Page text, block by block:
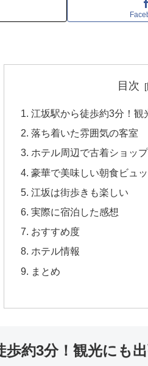
目次
江坂駅から徒歩約3分！
落ち着いた雰囲気の客室
ホテル周辺で古着ショッ
豪華で美味しい朝食ビュ
江坂は街歩きも楽しい
実際に宿泊した感想
おすすめ度
ホテル情報
まとめ
歩約3分！観光にも